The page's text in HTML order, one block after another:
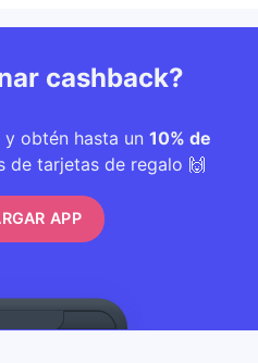
cashback?
obtén hasta un 10% de
de tarjetas de regalo 🙌
APP